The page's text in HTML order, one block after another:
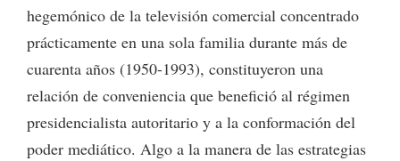
hegemónico de la televisión comercial concentrado
prácticamente en una sola familia durante más de
cuarenta años (1950-1993), constituyeron una
relación de conveniencia que benefició al régimen
presidencialista autoritario y a la conformación del
poder mediático. Algo a la manera de las estrategias